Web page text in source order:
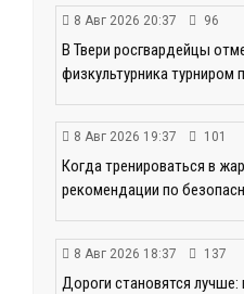
8 Авг 2026 20:37 96
В Твери росгвардейцы
физкультурника турниром
8 Авг 2026 19:37 101
Когда тренироваться в
рекомендации по
8 Авг 2026 18:37 137
Дороги становятся лучше: